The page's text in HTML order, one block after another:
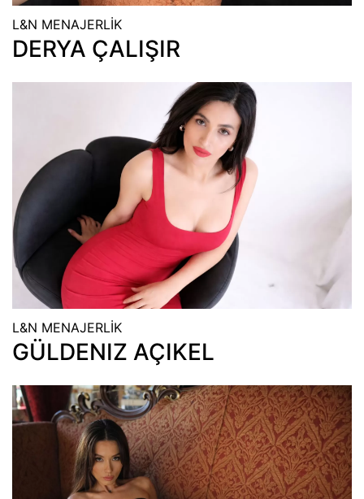
L&N MENAJERLİK
DERYA ÇALIŞIR
L&N MENAJERLİK
GÜLDENIZ AÇIKEL